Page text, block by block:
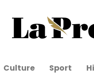
Culture Sport